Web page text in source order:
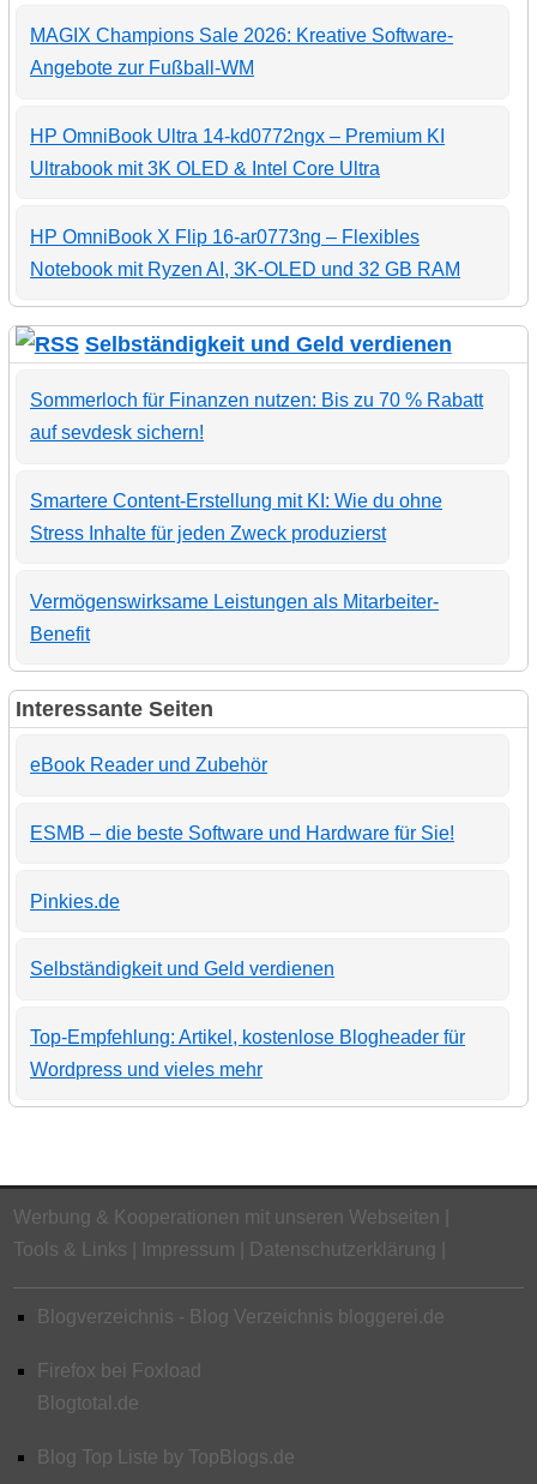
MAGIX Champions Sale 2026: Kreative Software-
Angebote zur Fußball-WM
HP OmniBook Ultra 14-kd0772ngx – Premium KI
Ultrabook mit 3K OLED & Intel Core Ultra
HP OmniBook X Flip 16-ar0773ng – Flexibles
Notebook mit Ryzen AI, 3K-OLED und 32 GB RAM
Selbständigkeit und Geld verdienen
Sommerloch für Finanzen nutzen: Bis zu 70 % Rabatt
auf sevdesk sichern!
Smartere Content-Erstellung mit KI: Wie du ohne
Stress Inhalte für jeden Zweck produzierst
Vermögenswirksame Leistungen als Mitarbeiter-
Benefit
Interessante Seiten
eBook Reader und Zubehör
ESMB – die beste Software und Hardware für Sie!
Pinkies.de
Selbständigkeit und Geld verdienen
Top-Empfehlung: Artikel, kostenlose Blogheader für
Wordpress und vieles mehr
Werbung & Kooperationen mit unseren Webseiten
Tools & Links
Impressum Datenschutzerklärung
Blogverzeichnis - Blog Verzeichnis bloggerei.de
Firefox bei Foxload
Blogtotal.de
Blog Top Liste by TopBlogs.de